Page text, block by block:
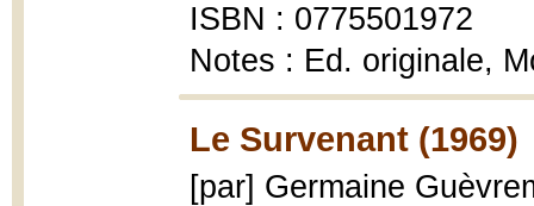
ISBN : 0775501972
Notes : Ed. originale,
Le Survenant (1969)
[par] Germaine